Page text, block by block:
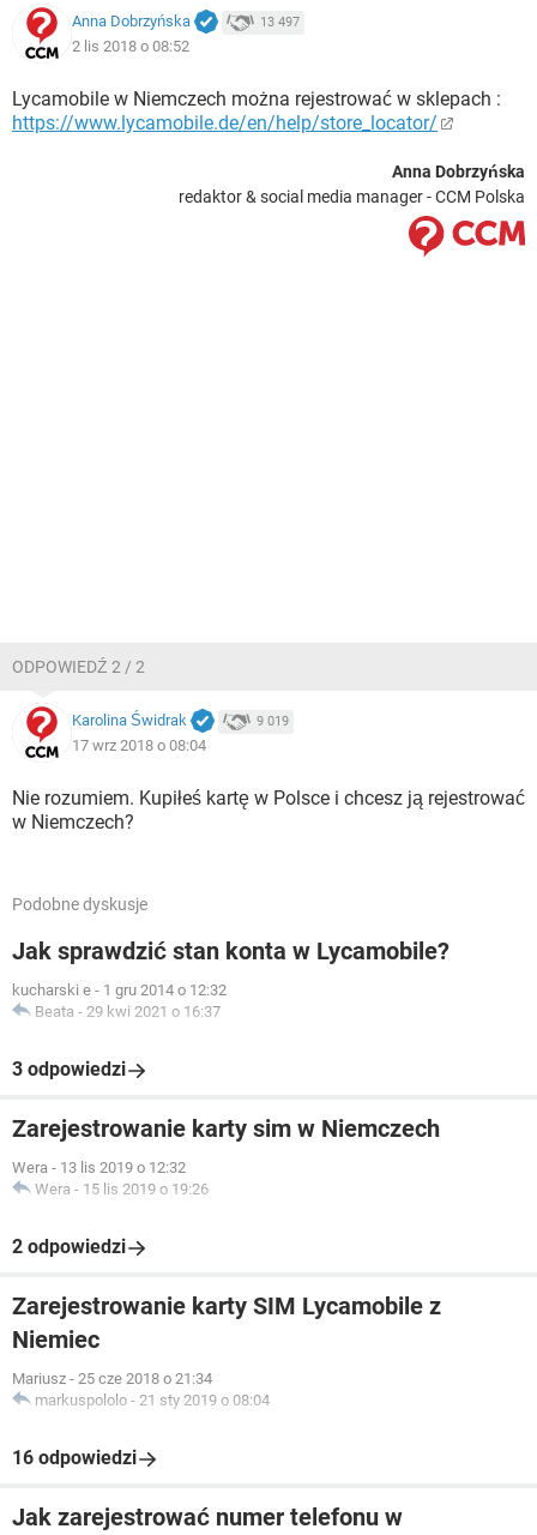
Anna Dobrzyńska 13 497
2 lis 2018 o 08:52
Lycamobile w Niemczech można rejestrować w sklepach :
https://www.lycamobile.de/en/help/store_locator/
Anna Dobrzyńska
redaktor & social media manager - CCM Polska
ODPOWIEDŹ 2 / 2
Karolina Świdrak 9 019
17 wrz 2018 o 08:04
Nie rozumiem. Kupiłeś kartę w Polsce i chcesz ją rejestrować
w Niemczech?
Podobne dyskusje
Jak sprawdzić stan konta w Lycamobile?
kucharski e - 1 gru 2014 o 12:32
Beata - 29 kwi 2021 o 16:37
3 odpowiedzi
Zarejestrowanie karty sim w Niemczech
Wera - 13 lis 2019 o 12:32
Wera - 15 lis 2019 o 19:26
2 odpowiedzi
Zarejestrowanie karty SIM Lycamobile z
Niemiec
Mariusz - 25 cze 2018 o 21:34
markuspololo - 21 sty 2019 o 08:04
16 odpowiedzi
Jak zarejestrować numer telefonu w